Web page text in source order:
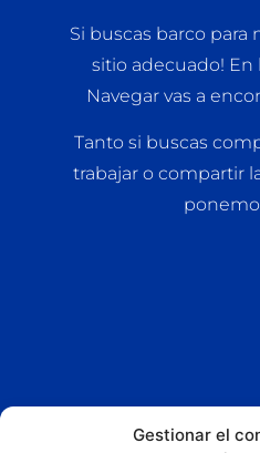
Gestionar el
Si buscas barco para
sitio adecuado! En
Navegar vas a
Tanto si buscas
trabajar o compartir